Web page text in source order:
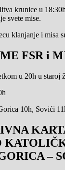
krunice u
svete mise.
klanjanje i misa
FSR i
u 20h u staroj
10h, Sovići
–